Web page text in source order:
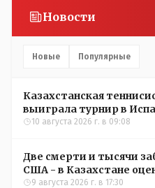
Новости
Новые Популярные
Казахстанская
выиграла турнир в
10 августа 2026 г. в 09:08
Две смерти и тысячи
США - в Казахстане
9 августа 2026 г. в 17:30